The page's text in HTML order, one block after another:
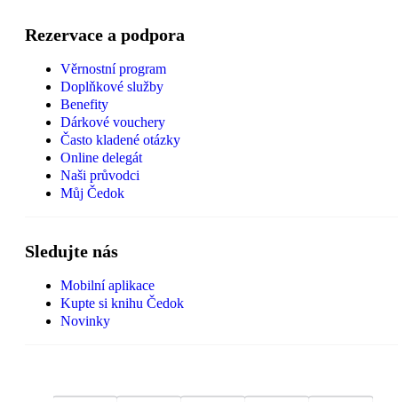
Rezervace a podpora
Věrnostní program
Doplňkové služby
Benefity
Dárkové vouchery
Často kladené otázky
Online delegát
Naši průvodci
Můj Čedok
Sledujte nás
Mobilní aplikace
Kupte si knihu Čedok
Novinky